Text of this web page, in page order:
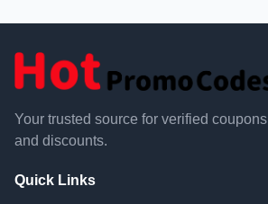
Your trusted source for verified coupons
and discounts.
Quick Links